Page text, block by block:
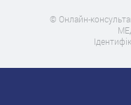
© Онлайн-